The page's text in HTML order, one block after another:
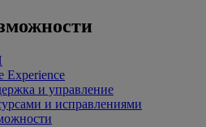
Experience
и управление
и исправлениями